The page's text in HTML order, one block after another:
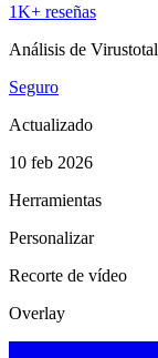
1K+ reseñas
Análisis de Virustotal
Seguro
Actualizado
10 feb 2026
Herramientas
Personalizar
Recorte de vídeo
Overlay